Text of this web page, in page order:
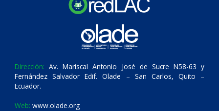
Dirección: Av. Mariscal Antonio José de Sucre N58-63 y
Fernández Salvador Edif. Olade – San Carlos, Quito –
Ecuador.
Web: www.olade.org